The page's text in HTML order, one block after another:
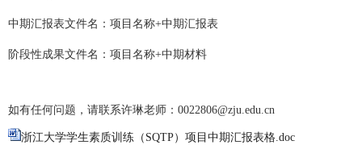
中期汇报表文件名：项目名称+中期汇报表
阶段性成果文件名：项目名称+中期材料
如有任何问题，请联系许琳老师： 0022806@zju.edu.cn
浙江大学学生素质训练（SQTP）项目中期汇报表格.doc